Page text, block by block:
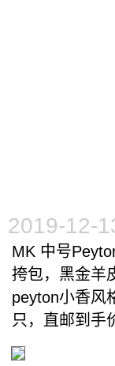
2019-12-
MK 中号
挎包，黑金羊
peyton小香风
只，直邮到手